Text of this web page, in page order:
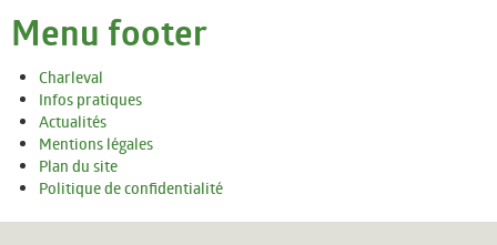
POLICE MUNICIPALE
Menu footer
Charleval
Infos pratiques
Actualités
Mentions légales
Plan du site
Politique de confidentialité